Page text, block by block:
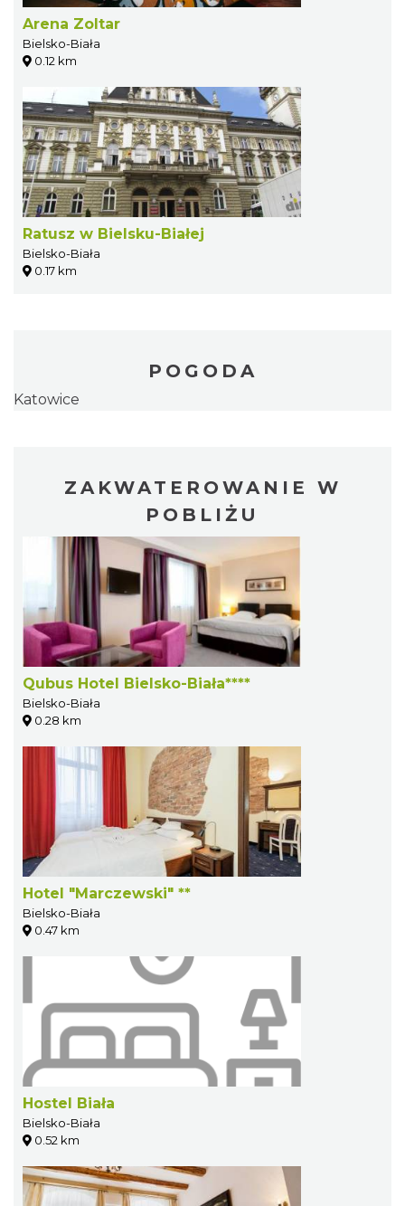
Arena Zoltar
Bielsko-Biała
0.12 km
Ratusz w Bielsku-Białej
Bielsko-Biała
0.17 km
POGODA
Katowice
ZAKWATEROWANIE W
POBLIŻU
Qubus Hotel Bielsko-Biała****
Bielsko-Biała
0.28 km
Hotel "Marczewski" **
Bielsko-Biała
0.47 km
Hostel Biała
Bielsko-Biała
0.52 km